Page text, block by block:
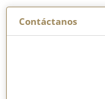
Contáctanos